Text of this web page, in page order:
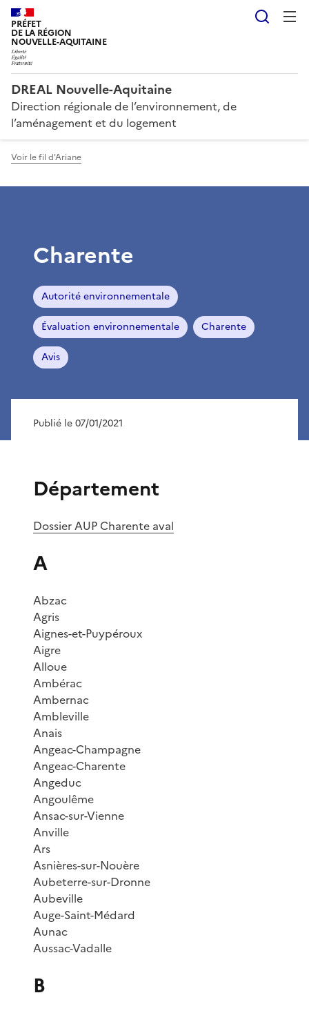
PRÉFET
DE LA RÉGION
NOUVELLE-AQUITAINE
DREAL Nouvelle-Aquitaine
Direction régionale de l’environnement, de
l’aménagement et du logement
Voir le fil d'Ariane
Charente
Autorité environnementale
Évaluation environnementale Charente
Avis
Publié le 07/01/2021
Département
Dossier AUP Charente aval
A
Abzac
Agris
Aignes-et-Puypéroux
Aigre
Alloue
Ambérac
Ambernac
Ambleville
Anais
Angeac-Champagne
Angeac-Charente
Angeduc
Angoulême
Ansac-sur-Vienne
Anville
Ars
Asnières-sur-Nouère
Aubeterre-sur-Dronne
Aubeville
Auge-Saint-Médard
Aunac
Aussac-Vadalle
B